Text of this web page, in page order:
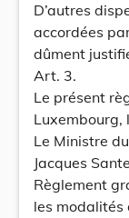
D’autres
accordées
dûment
Art. 3.
Le présent
Luxembourg,
Le Ministre
Jacques
Règlement
les modalités